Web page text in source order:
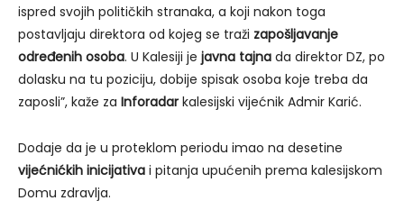
ispred svojih političkih stranaka, a koji nakon toga
postavljaju direktora od kojeg se traži zapošljavanje
određenih osoba. U Kalesiji je javna tajna da direktor DZ, po
dolasku na tu poziciju, dobije spisak osoba koje treba da
zaposli”, kaže za Inforadar kalesijski vijećnik Admir Karić.
Dodaje da je u proteklom periodu imao na desetine
vijećnićkih inicijativa i pitanja upućenih prema kalesijskom
Domu zdravlja.